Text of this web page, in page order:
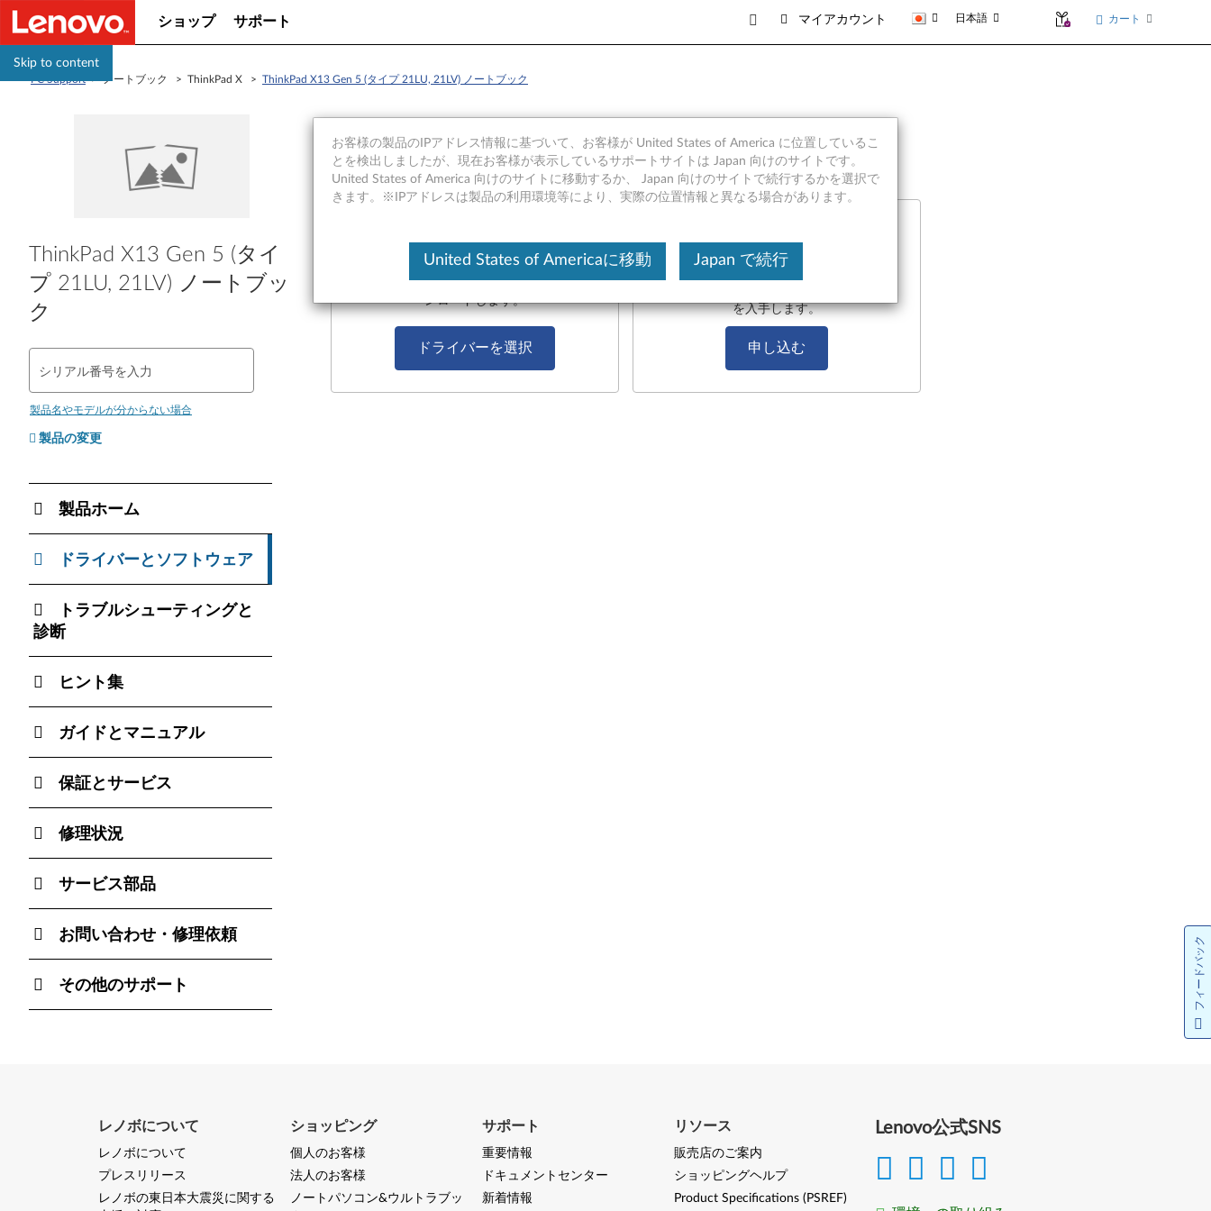
Skip to content
ショップ サポート マイアカウント 日本語 カート
PC Support> ノートブック > ThinkPad X > ThinkPad X13 Gen 5 (タイプ 21LU, 21LV) ノートブック
ThinkPad X13 Gen 5 (タイ
プ 21LU, 21LV) ノートブッ
ク
シリアル番号を入力
製品名やモデルが分からない場合
製品の変更
製品ホーム
ドライバーとソフトウェア
トラブルシューティングと
診断
ヒント集
ガイドとマニュアル
保証とサービス
修理状況
サービス部品
お問い合わせ・修理依頼
その他のサポート
ドライバーとソフトウェア
ドライバーダウンロード
ンロードします。
ドライバーを選択
リカバリーメディアの入手
を入手します。
申し込む
Lenovo公式SNS
お客様の製品のIPアドレス情報に基づいて、お客様が United States of America に位置しているこ
とを検出しましたが、現在お客様が表示しているサポートサイトは Japan 向けのサイトです。
United States of America 向けのサイトに移動するか、 Japan 向けのサイトで続行するかを選択で
きます。※IPアドレスは製品の利用環境等により、実際の位置情報と異なる場合があります。
United States of Americaに移動 Japan で続行
レノボについて
レノボについて
プレスリリース
レノボの東日本大震災に関する
ショッピング
個人のお客様
法人のお客様
ノートパソコン&ウルトラブッ
サポート
重要情報
ドキュメントセンター
新着情報
リソース
販売店のご案内
ショッピングヘルプ
Product Specifications (PSREF)
フィードバック